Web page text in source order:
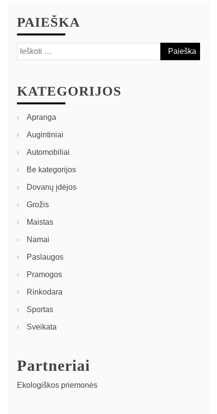
PAIEŠKA
Ieškoti:
KATEGORIJOS
Apranga
Augintiniai
Automobiliai
Be kategorijos
Dovanų įdėjos
Grožis
Maistas
Namai
Paslaugos
Pramogos
Rinkodara
Sportas
Sveikata
Partneriai
Ekologiškos priemonės